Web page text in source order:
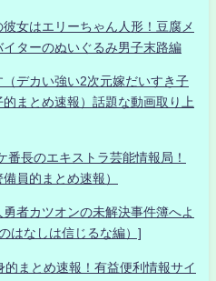
女はエリーちゃん人形！豆腐メ
ターのぬいぐるみ男子末路編
デカい強い2次元嫁だいすき子
まとめ速報）話題な動画取り上
長のエキストラ芸能情報局！
員的まとめ速報）
者カツオンの未解決事件簿へよ
はなしは信じるな編）]
まとめ速報！有益便利情報サイ